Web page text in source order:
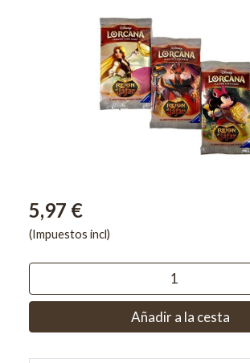
5,97 €
(Impuestos incl)
Añadir a la cesta